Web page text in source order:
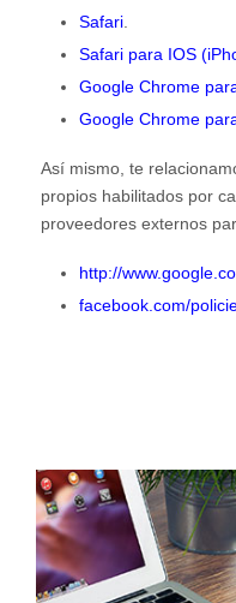
Safari
Safari para IOS
Google Chrome
Google Chrome
Así mismo, te
propios habilitados por
proveedores externos
http://
facebook.com/